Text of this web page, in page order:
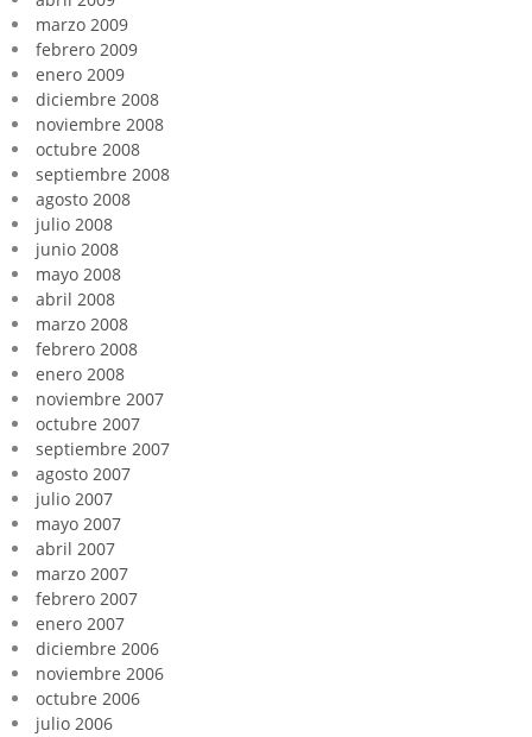
marzo 2009
febrero 2009
enero 2009
diciembre 2008
noviembre 2008
octubre 2008
septiembre 2008
agosto 2008
julio 2008
junio 2008
mayo 2008
abril 2008
marzo 2008
febrero 2008
enero 2008
noviembre 2007
octubre 2007
septiembre 2007
agosto 2007
julio 2007
mayo 2007
abril 2007
marzo 2007
febrero 2007
enero 2007
diciembre 2006
noviembre 2006
octubre 2006
julio 2006